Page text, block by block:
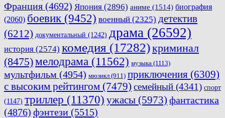
Франция (4692) Япония (2896) аниме (1514) биография
(2060) боевик (9452) военный (2325) детектив
(6212) документальный (1242) драма (26592)
история (2574) комедия (17282)криминал
(8475)мелодрама (11562) музыка (1113)
мультфильм (4954) мюзикл (911) приключения (6309)
с высоким рейтингом (7479) семейный (4341) спорт
(1147) триллер (11370) ужасы (5973) фантастика
(4876) фэнтези (5515)